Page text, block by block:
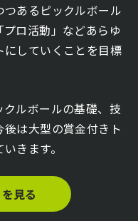
あるピックルボール
ロ活動」などあらゆ
していくことを目標
ルボールの基礎、技
は大型の賞金付きト
きます。
見る